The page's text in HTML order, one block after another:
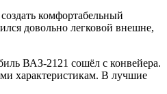
комфортабельный
довольно легковой внешне,
ВАЗ-2121 сошёл с конвейера.
характеристикам. В лучшие